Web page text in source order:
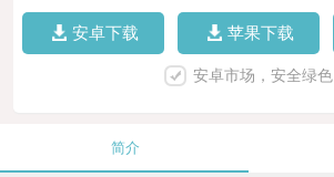
安卓下载 苹果下载
安卓市场，安全绿色
简介